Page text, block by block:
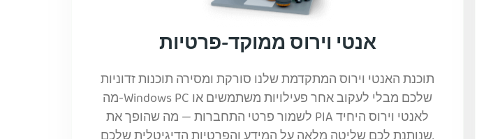
אנטי וירוס ממוקד-פרטיות
תוכנת האנטי וירוס המתקדמת שלנו סורקת ומסירה תוכנות זדוניות
מה-Windows PC שלכם מבלי לעקוב אחר פעילויות משתמשים או
לשמור פרטי התחברות — מה שהופך את PIA לאנטי וירוס היחיד